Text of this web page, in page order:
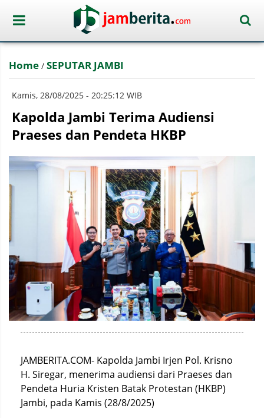
Home / SEPUTAR JAMBI
Kamis, 28/08/2025 - 20:25:12 WIB
Kapolda Jambi Terima Audiensi
Praeses dan Pendeta HKBP
JAMBERITA.COM- Kapolda Jambi Irjen Pol. Krisno
H. Siregar, menerima audiensi dari Praeses dan
Pendeta Huria Kristen Batak Protestan (HKBP)
Jambi, pada Kamis (28/8/2025)